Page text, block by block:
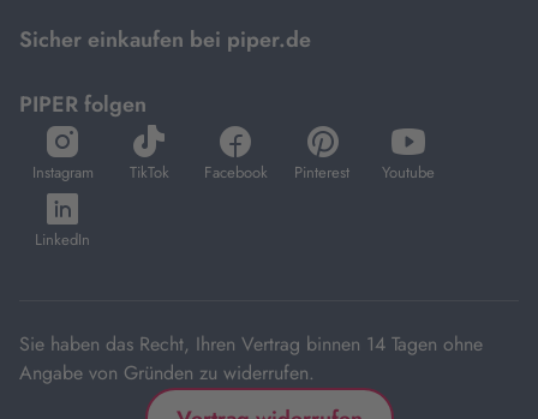
Sicher einkaufen bei piper.de
PIPER folgen
Instagram
öffnet
in
neuem
Tab
TikTok
öffnet
in
Facebook
öffnet
in
Pinterest
öffnet
in
Youtube
öffnet
in
LinkedIn
öffnet
in
Sie haben das Recht, Ihren Vertrag binnen 14 Tagen ohne
Angabe von Gründen zu widerrufen.